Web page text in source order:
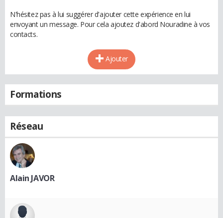
N'hésitez pas à lui suggérer d'ajouter cette expérience en lui
envoyant un message. Pour cela ajoutez d'abord Nouradine à vos
contacts.
Ajouter
Formations
Réseau
Alain JAVOR